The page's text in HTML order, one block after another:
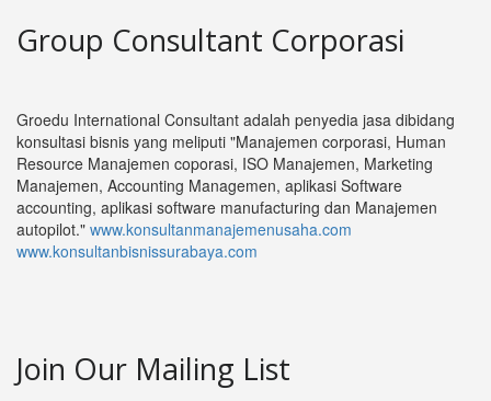
Group Consultant Corporasi
Groedu International Consultant adalah penyedia jasa dibidang
konsultasi bisnis yang meliputi "Manajemen corporasi, Human
Resource Manajemen coporasi, ISO Manajemen, Marketing
Manajemen, Accounting Managemen, aplikasi Software
accounting, aplikasi software manufacturing dan Manajemen
autopilot." www.konsultanmanajemenusaha.com
www.konsultanbisnissurabaya.com
Join Our Mailing List